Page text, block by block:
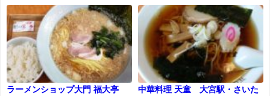
ラーメンショップ大門 福大亭
中華料理 天童 大宮駅・さいた